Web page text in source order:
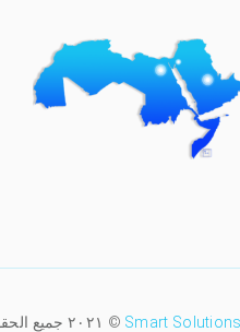
Smart © ٢٠٢١ جميع الحقوق محفوظة.